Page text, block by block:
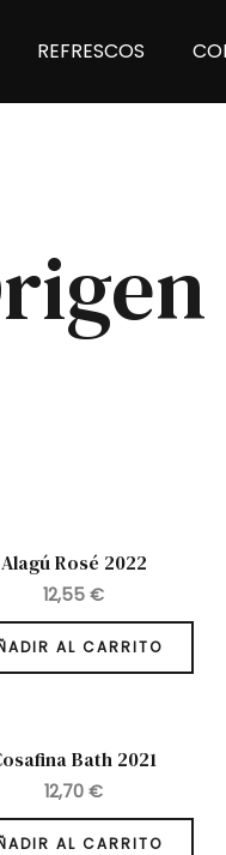
REFRESCOS
Alagú Rosé 2022
12,55 €
AL CARRITO
Bath 2021
12,70 €
AL CARRITO